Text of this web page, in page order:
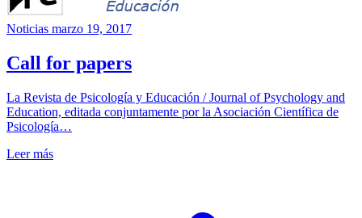
Noticias marzo 19, 2017
Call for papers
La Revista de Psicología y Educación / Journal of Psychology and
Education, editada conjuntamente por la Asociación Científica de
Psicología…
Leer más